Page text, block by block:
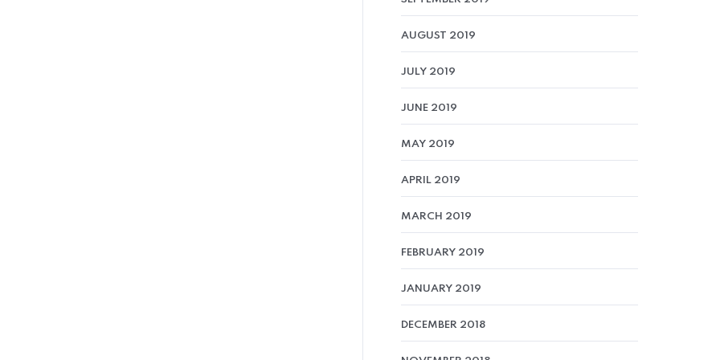
AUGUST 2019
JULY 2019
JUNE 2019
MAY 2019
APRIL 2019
MARCH 2019
FEBRUARY 2019
JANUARY 2019
DECEMBER 2018